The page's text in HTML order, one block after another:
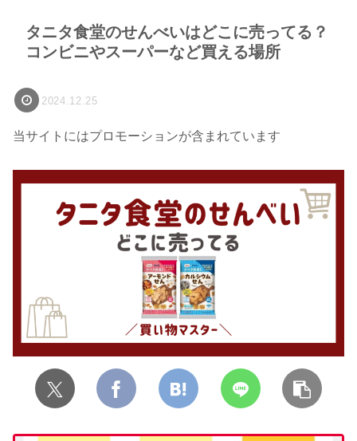
タニタ食堂のせんべいはどこに売ってる？
コンビニやスーパーなど買える場所
2024.12.25
当サイトにはプロモーションが含まれています